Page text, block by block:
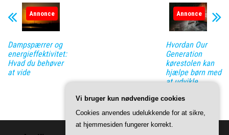
Annonce
Dampspærrer og
energieffektivitet:
Hvad du behøver
at vide
Annonce
Hvordan Our
Generation
kørestolen kan
hjælpe børn med
at udvikle
forståelse
Vi bruger kun nødvendige cookies
Cookies anvendes udelukkende for at sikre,
at hjemmesiden fungerer korrekt.